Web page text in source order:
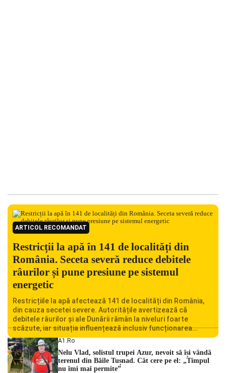
ARTICOL RECOMANDAT
Restricții la apă în 141 de localități din
România. Seceta severă reduce debitele
râurilor și pune presiune pe sistemul
energetic
Restricțiile la apă afectează 141 de localități din România,
din cauza secetei severe. Autoritățile avertizează că
debitele râurilor și ale Dunării rămân la niveluri foarte
scăzute, iar situația influențează inclusiv funcționarea
Centralei Nucleare de la Cernavodă. România se confruntă
cu una dintre cele mai dificile perioade din punct de vedere
hidrologic din ultimii ani. Lipsa […]
A1.ro
Nelu Vlad, solistul trupei Azur, nevoit să își vândă
terenul din Băile Tușnad. Cât cere pe el: „Timpul
nu îmi mai permite”